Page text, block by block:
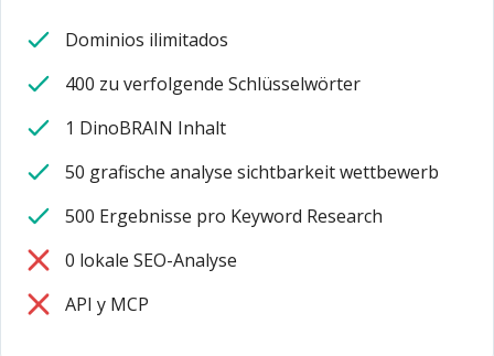
Dominios ilimitados
400 zu verfolgende Schlüsselwörter
1 DinoBRAIN Inhalt
50 grafische analyse sichtbarkeit wettbewerb
500 Ergebnisse pro Keyword Research
0 lokale SEO-Analyse
API y MCP